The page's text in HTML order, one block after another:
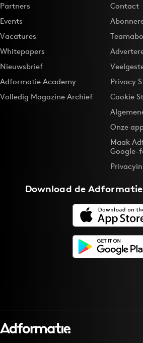
Partners
Events
Vacatures
Whitepapers
Nieuwsbrief
Adformatie Academy
Volledig Magazine Archief
Contact
Privacy
Cookie
Onze
Maak
Google-
Download de